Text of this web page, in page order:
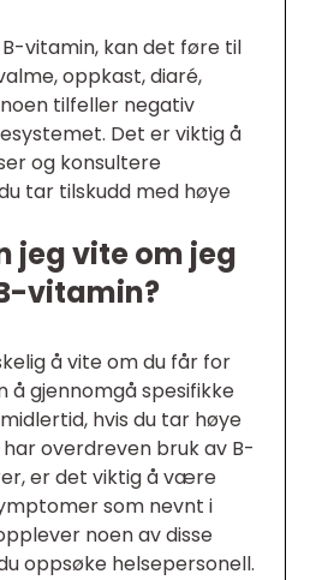
vitamin, kan det føre til
oppkast, diaré,
tilfeller negativ
Det er viktig å
og konsultere
tar tilskudd med høye
jeg vite om jeg
vitamin?
å vite om du får for
å gjennomgå spesifikke
hvis du tar høye
overdreven bruk av B-
er det viktig å være
som nevnt i
noen av disse
oppsøke helsepersonell.